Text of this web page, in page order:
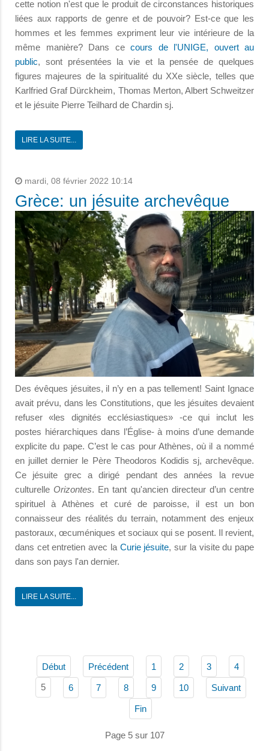
cette notion n'est que le produit de circonstances historiques
liées aux rapports de genre et de pouvoir? Est-ce que les
hommes et les femmes expriment leur vie intérieure de la
même manière? Dans ce cours de l'UNIGE, ouvert au
public, sont présentées la vie et la pensée de quelques
figures majeures de la spiritualité du XXe siècle, telles que
Karlfried Graf Dürckheim, Thomas Merton, Albert Schweitzer
et le jésuite Pierre Teilhard de Chardin sj.
LIRE LA SUITE...
mardi, 08 février 2022 10:14
Grèce: un jésuite archevêque
Des évêques jésuites, il n’y en a pas tellement! Saint Ignace
avait prévu, dans les Constitutions, que les jésuites devaient
refuser «les dignités ecclésiastiques» -ce qui inclut les
postes hiérarchiques dans l’Église- à moins d’une demande
explicite du pape. C’est le cas pour Athènes, où il a nommé
en juillet dernier le Père Theodoros Kodidis sj, archevêque.
Ce jésuite grec a dirigé pendant des années la revue
culturelleOrizontes. En tant qu'ancien directeur d’un centre
spirituel à Athènes et curé de paroisse, il est un bon
connaisseur des réalités du terrain, notamment des enjeux
pastoraux, œcuméniques et sociaux qui se posent. Il revient,
dans cet entretien avec la Curie jésuite, sur la visite du pape
dans son pays l'an dernier.
LIRE LA SUITE...
Début Précédent 1 2 3 4
5 6 7 8 9 10 Suivant
Fin
Page 5 sur 107